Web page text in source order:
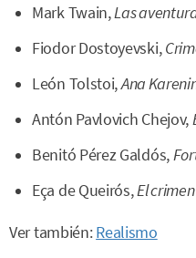
Mark Twain,Las
Fiodor Dostoyevski,
León Tolstoi,Ana
Antón Pavlovich Chejov,
Benitó Pérez Galdós,
Eça de Queirós,El
Ver también:Realismo